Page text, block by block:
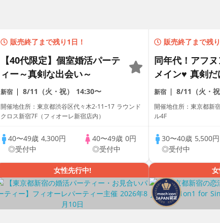
販売終了まで残り1日！
【40代限定】個室婚活パーテ
ィー～真剣な出会い～
新宿 8/11（火・祝） 14:30〜
開催地住所：東京都渋谷区代々木2-11ｰ17 ラウンド
クロス新宿7F（フィオーレ新宿店内）
40〜49歳 4,300円
◎受付中
40〜49歳 0円
◎受付中
販売終了まで残
同年代！アフ
メイン♥ 真剣だ
会う」個室ス
Key AI
グあり
新宿 8/11（火・祝
開催地住所：東京都新
ル4F
30〜40歳 5,500円
◎受付中
女性先行中!